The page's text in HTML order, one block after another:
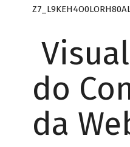
do
da